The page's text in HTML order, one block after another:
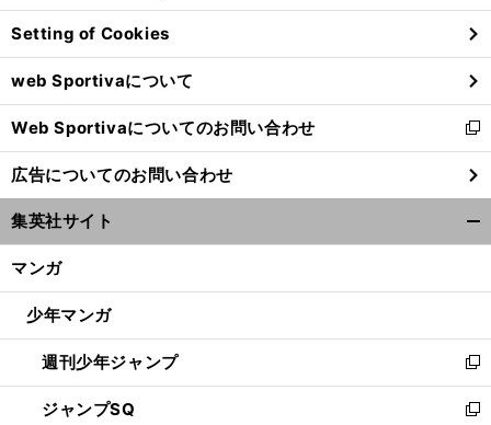
槙
ン
ド
ウ
で
開
く
Setting of Cookies
web Sportivaについて
Web Sportivaについてのお問い合わせ
新
し
い
ウ
ィ
ン
ウ
開
く
広告についてのお問い合わせ
集英社サイト
マンガ
少年マンガ
週刊少年ジャンプ
新
し
い
ジャンプSQ
新